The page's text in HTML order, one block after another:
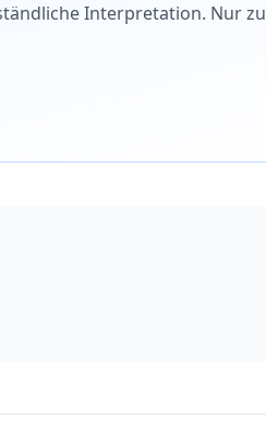
Interpretation. Nur zu